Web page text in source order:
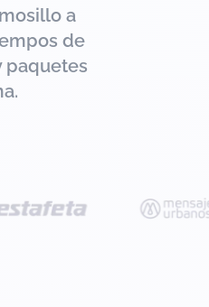
a
de
paquetes